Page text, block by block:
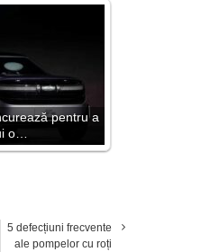
pentru a
o…
5 defecțiuni frecvente
ale pompelor cu roți